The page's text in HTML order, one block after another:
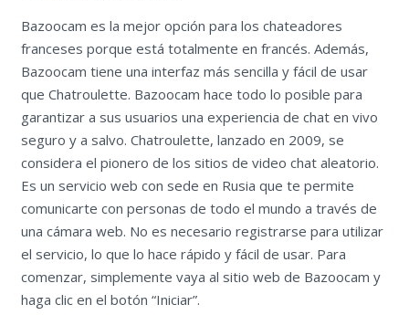
Bazoocam es la mejor opción para los chateadores
franceses porque está totalmente en francés. Además,
Bazoocam tiene una interfaz más sencilla y fácil de usar
que Chatroulette. Bazoocam hace todo lo posible para
garantizar a sus usuarios una experiencia de chat en vivo
seguro y a salvo. Chatroulette, lanzado en 2009, se
considera el pionero de los sitios de video chat aleatorio.
Es un servicio web con sede en Rusia que te permite
comunicarte con personas de todo el mundo a través de
una cámara web. No es necesario registrarse para utilizar
el servicio, lo que lo hace rápido y fácil de usar. Para
comenzar, simplemente vaya al sitio web de Bazoocam y
haga clic en el botón “Iniciar”.